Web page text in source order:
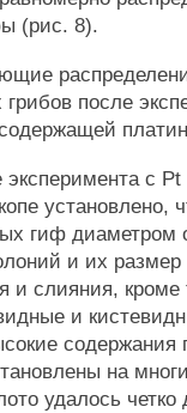
(рис. 8).
после
с
установлено,
гиф диаметром
и их размер
слияния, кроме
и
содержания
на
удалось четко